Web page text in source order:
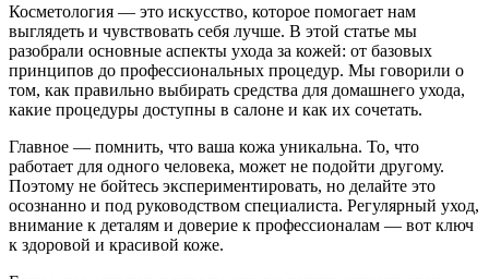
Косметология — это искусство, которое помогает нам
выглядеть и чувствовать себя лучше. В этой статье мы
разобрали основные аспекты ухода за кожей: от базовых
принципов до профессиональных процедур. Мы говорили о
том, как правильно выбирать средства для домашнего ухода,
какие процедуры доступны в салоне и как их сочетать.
Главное — помнить, что ваша кожа уникальна. То, что
работает для одного человека, может не подойти другому.
Поэтому не бойтесь экспериментировать, но делайте это
осознанно и под руководством специалиста. Регулярный уход,
внимание к деталям и доверие к профессионалам — вот ключ
к здоровой и красивой коже.